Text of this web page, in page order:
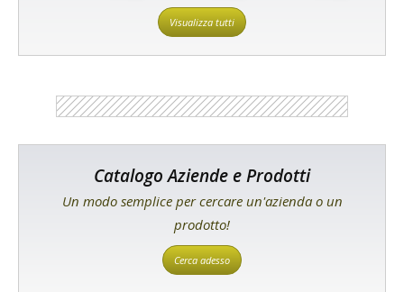
Visualizza tutti
Catalogo Aziende e Prodotti
Un modo semplice per cercare un'azienda o un
prodotto!
Cerca adesso